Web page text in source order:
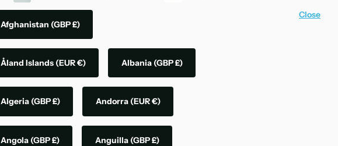
Afghanistan (GBP £)
Åland Islands (EUR €) Albania (GBP £)
Algeria (GBP £) Andorra (EUR €)
Angola (GBP £) Anguilla (GBP £)
Close